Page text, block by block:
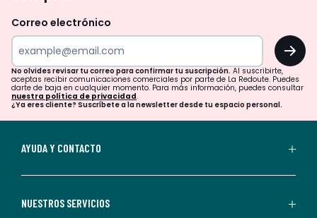
tu
para
confirmar
tu
suscripción.
aceptas
Correo electrónico
OK
No olvides revisar tu correo para confirmar tu suscripción. Al suscribirte,
aceptas recibir comunicaciones comerciales por parte de La Redoute. Puedes
darte de baja en cualquier momento. Para más información, puedes consultar
nuestra política de privacidad.
¿Ya eres cliente? Suscríbete a la newsletter desde tu espacio personal.
AYUDA Y CONTACTO
NUESTROS SERVICIOS